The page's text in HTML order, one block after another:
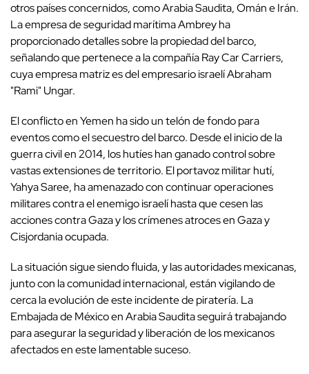
otros países concernidos, como Arabia Saudita, Omán e Irán.
La empresa de seguridad marítima Ambrey ha
proporcionado detalles sobre la propiedad del barco,
señalando que pertenece a la compañía Ray Car Carriers,
cuya empresa matriz es del empresario israelí Abraham
"Rami" Ungar.
El conflicto en Yemen ha sido un telón de fondo para
eventos como el secuestro del barco. Desde el inicio de la
guerra civil en 2014, los hutíes han ganado control sobre
vastas extensiones de territorio. El portavoz militar hutí,
Yahya Saree, ha amenazado con continuar operaciones
militares contra el enemigo israelí hasta que cesen las
acciones contra Gaza y los crímenes atroces en Gaza y
Cisjordania ocupada.
La situación sigue siendo fluida, y las autoridades mexicanas,
junto con la comunidad internacional, están vigilando de
cerca la evolución de este incidente de piratería. La
Embajada de México en Arabia Saudita seguirá trabajando
para asegurar la seguridad y liberación de los mexicanos
afectados en este lamentable suceso.